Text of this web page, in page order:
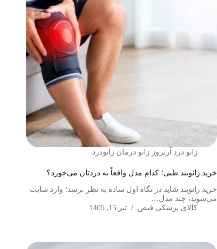
زانو درد آرتروز زانو درمان زانودرد
خرید زانوبند طبی؛ کدام مدل واقعاً به دردتان می‌خورد؟
خرید زانوبند شاید در نگاه اول ساده به نظر برسد؛ وارد سایت
می‌شوید، چند مدل…
کالای پزشکی فیض
تیر 15, 1405